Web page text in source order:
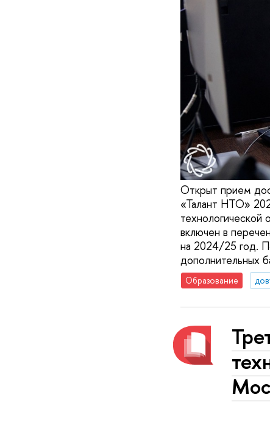
Открыт прием
«Талант НТО»
включен в
на 2024/25 год.
дополнительных
Образование